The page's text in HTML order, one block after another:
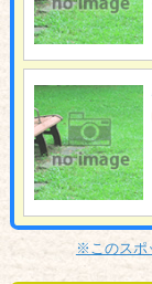
※このスポ